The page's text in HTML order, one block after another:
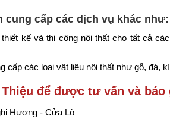
cung cấp các dịch vụ khác như:
thiết kế và thi công nội thất cho tất cả
cấp các loại vật liệu nội thất như gỗ, đá,
để được tư vấn và báo
Hương - Cửa Lò